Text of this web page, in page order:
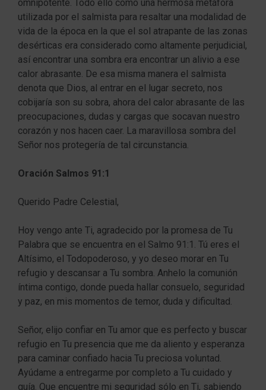
omnipotente. Todo ello como una hermosa metáfora
utilizada por el salmista para resaltar una modalidad de
vida de la época en la que el sol atrapante de las zonas
desérticas era considerado como altamente perjudicial,
así encontrar una sombra era encontrar un alivio a ese
calor abrasante. De esa misma manera el salmista
denota que Dios, al entrar en el lugar secreto, nos
cobijaría son su sobra, ahora del calor abrasante de las
preocupaciones, dudas y cargas que socavan nuestro
corazón y nos hacen caer. La maravillosa sombra del
Señor nos protegería de tal circunstancia.
Oración Salmos 91:1
Querido Padre Celestial,
Hoy vengo ante Ti, agradecido por la promesa de Tu
Palabra que se encuentra en el Salmo 91:1. Tú eres el
Altísimo, el Todopoderoso, y yo deseo morar en Tu
refugio y descansar a Tu sombra. Anhelo la comunión
íntima contigo, donde pueda hallar consuelo, seguridad
y paz, en mis momentos de temor, duda y dificultad.
Señor, elijo confiar en Tu amor que es perfecto y buscar
refugio en Tu presencia que me da aliento y esperanza
para caminar confiado hacia Tu preciosa voluntad.
Ayúdame a entregarme por completo a Tu cuidado y
guía. Que encuentre mi seguridad sólo en Ti, sabiendo